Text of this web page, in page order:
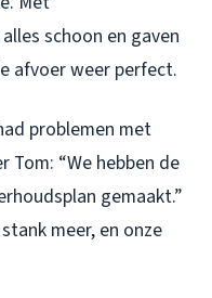
schoon en gaven
afvoer weer perfect.
problemen met
“We hebben de
gemaakt.”
meer, en onze